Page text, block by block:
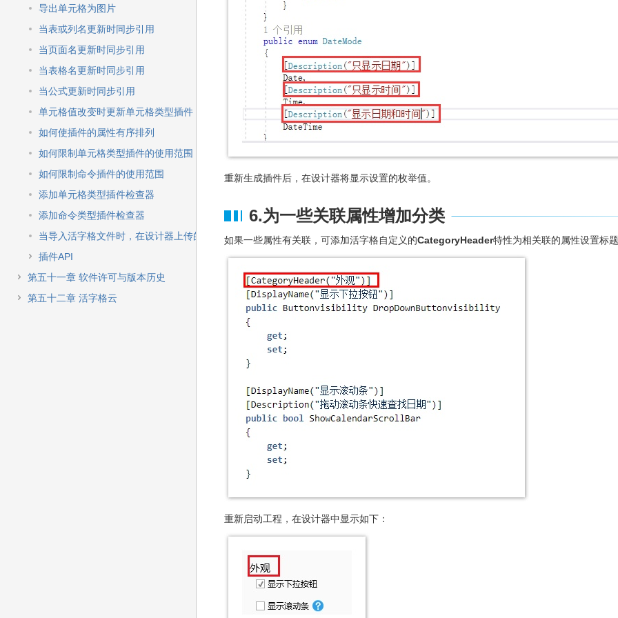
导出单元格为图片
当表或列名更新时同步引用
当页面名更新时同步引用
当表格名更新时同步引用
当公式更新时同步引用
单元格值改变时更新单元格类型插件
如何使插件的属性有序排列
如何限制单元格类型插件的使用范围
如何限制命令插件的使用范围
添加单元格类型插件检查器
添加命令类型插件检查器
当导入活字格文件时，在设计器上传的图像或文件不能导入
插件API
第五十一章 软件许可与版本历史
第五十二章 活字格云
重新生成插件后，在设计器将显示设置的枚举值。
6.为一些关联属性增加分类
如果一些属性有关联，可添加活字格自定义的CategoryHeader特性为相关联的属性设置标
重新启动工程，在设计器中显示如下：